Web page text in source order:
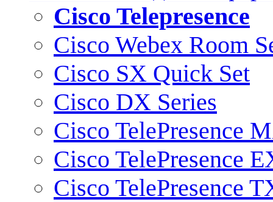
Cisco Telepresence
Cisco Webex Room
Cisco SX Quick Set
Cisco DX Series
Cisco TelePresence
Cisco TelePresence
Cisco TelePresence